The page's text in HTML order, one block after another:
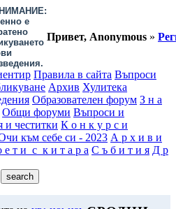
е
Привет, Anonymous »
Правила в сайта Въпроси
Архив Хулитека
Образователен форум З н а
Общи форуми Въпроси и
и честитки К о н к у р с и
към себе си - 2023 А р х и в и
е т и с к и т а р а С ъ б и т и я Д р